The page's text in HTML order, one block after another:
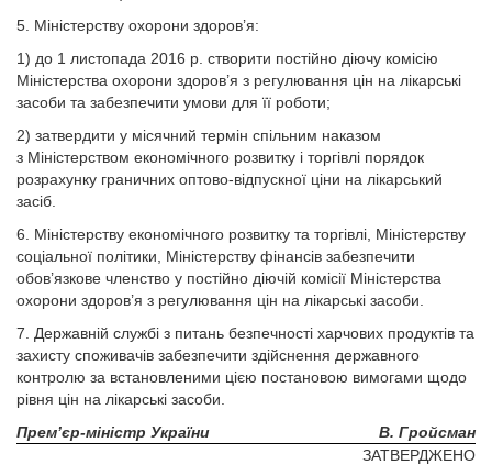
5. Міністерству охорони здоров’я:
1) до 1 листопада 2016 р. створити постійно діючу комісію
Міністерства охорони здоров’я з регулювання цін на лікарські
засоби та забезпечити умови для її роботи;
2) затвердити у місячний термін спільним наказом
з Міністерством економічного розвитку і торгівлі порядок
розрахунку граничних оптово-відпускної ціни на лікарський
засіб.
6. Міністерству економічного розвитку та торгівлі, Міністерству
соціальної політики, Міністерству фінансів забезпечити
обов’язкове членство у постійно діючій комісії Міністерства
охорони здоров’я з регулювання цін на лікарські засоби.
7. Державній службі з питань безпечності харчових продуктів та
захисту споживачів забезпечити здійснення державного
контролю за встановленими цією постановою вимогами щодо
рівня цін на лікарські засоби.
Прем’єр-міністр України
В. Гройсман
ЗАТВЕРДЖЕНО